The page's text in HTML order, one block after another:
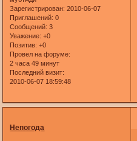
Зарегистрирован: 2010-06-07
Приглашений: 0
Сообщений: 3
Уважение: +0
Позитив: +0
Провел на форуме:
2 часа 49 минут
Последний визит:
2010-06-07 18:59:48
Непогода